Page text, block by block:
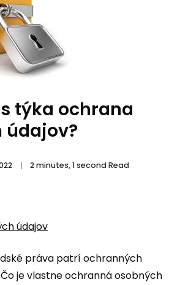
týka ochrana
údajov?
2 minutes, 1 second Read
údajov
práva patrí ochranných
je vlastne ochranná osobných